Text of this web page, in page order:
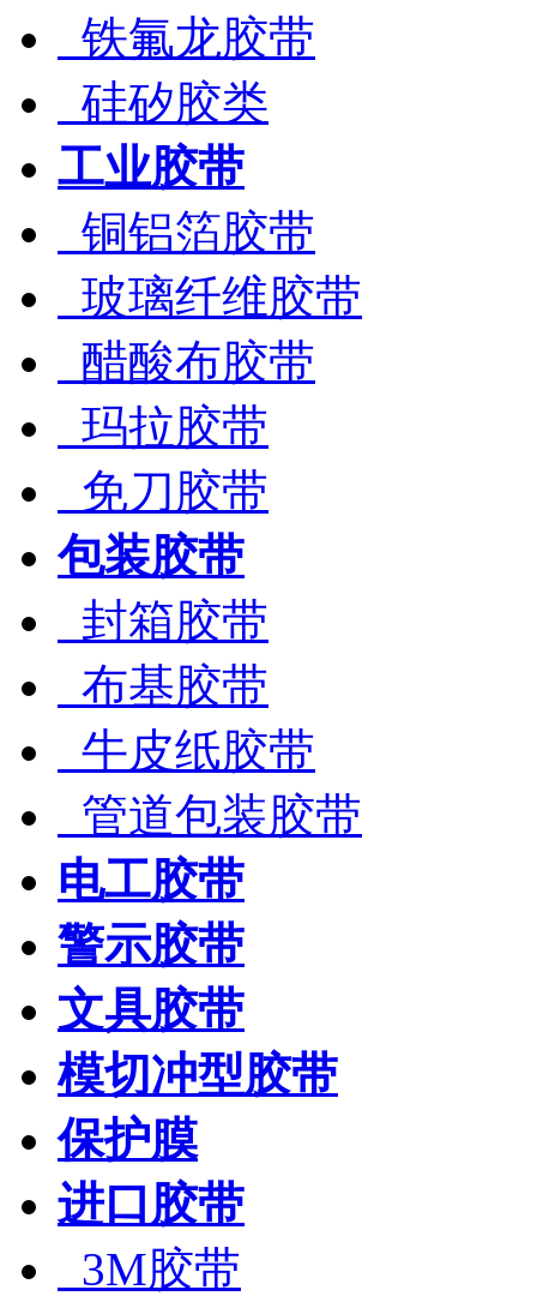
铁氟龙胶带
硅矽胶类
工业胶带
铜铝箔胶带
玻璃纤维胶带
醋酸布胶带
玛拉胶带
免刀胶带
包装胶带
封箱胶带
布基胶带
牛皮纸胶带
管道包装胶带
电工胶带
警示胶带
文具胶带
模切冲型胶带
保护膜
进口胶带
3M胶带